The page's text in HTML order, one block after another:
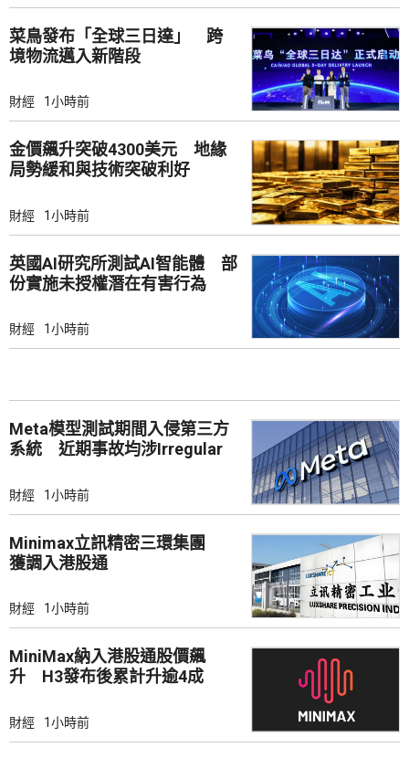
菜鳥發布「全球三日達」 跨
境物流邁入新階段
財經 1小時前
金價飆升突破4300美元 地緣
局勢緩和與技術突破利好
財經 1小時前
英國AI研究所測試AI智能體 部
份實施未授權潛在有害行為
財經 1小時前
Meta模型測試期間入侵第三方
系統 近期事故均涉Irregular
財經 1小時前
Minimax立訊精密三環集團
獲調入港股通
財經 1小時前
MiniMax納入港股通股價飆
升 H3發布後累計升逾4成
財經 1小時前